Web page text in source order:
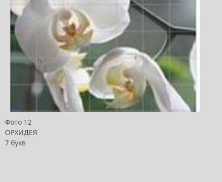
Фото 12
ОРХИДЕЯ
7 букв